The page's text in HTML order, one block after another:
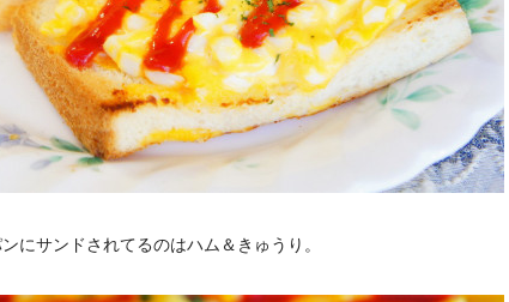
にサンドされてるのはハム＆きゅうり。